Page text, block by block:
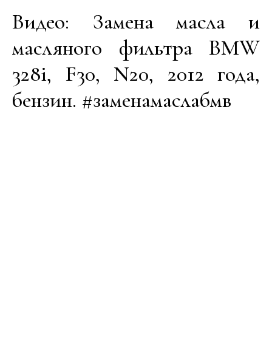
Видео: Замена масла и
масляного фильтра BMW
328i, F30, N20, 2012 года,
бензин. #заменамаслабмв